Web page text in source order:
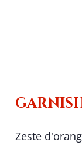
Zeste